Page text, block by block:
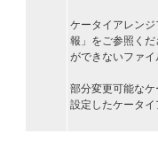
ケータイアレン
報」をご参照く
ができないファイ
部分変更可能なケ
設定したケータイ